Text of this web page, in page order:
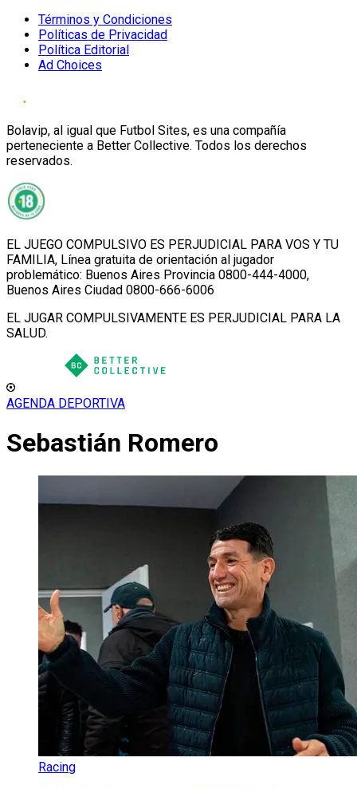
Términos y Condiciones
Políticas de Privacidad
Política Editorial
Ad Choices
Bolavip, al igual que Futbol Sites, es una compañía
perteneciente a Better Collective. Todos los derechos
reservados.
EL JUEGO COMPULSIVO ES PERJUDICIAL PARA VOS Y TU
FAMILIA, Línea gratuita de orientación al jugador
problemático: Buenos Aires Provincia 0800-444-4000,
Buenos Aires Ciudad 0800-666-6006
EL JUGAR COMPULSIVAMENTE ES PERJUDICIAL PARA LA
SALUD.
AGENDA DEPORTIVA
Sebastián Romero
Racing